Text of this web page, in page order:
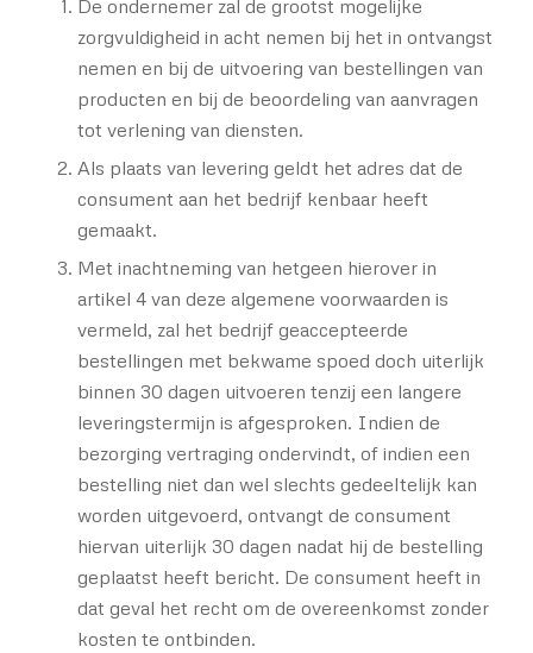
De ondernemer zal de grootst mogelijke
zorgvuldigheid in acht nemen bij het in ontvangst
nemen en bij de uitvoering van bestellingen van
producten en bij de beoordeling van aanvragen
tot verlening van diensten.
Als plaats van levering geldt het adres dat de
consument aan het bedrijf kenbaar heeft
gemaakt.
Met inachtneming van hetgeen hierover in
artikel 4 van deze algemene voorwaarden is
vermeld, zal het bedrijf geaccepteerde
bestellingen met bekwame spoed doch uiterlijk
binnen 30 dagen uitvoeren tenzij een langere
leveringstermijn is afgesproken. Indien de
bezorging vertraging ondervindt, of indien een
bestelling niet dan wel slechts gedeeltelijk kan
worden uitgevoerd, ontvangt de consument
hiervan uiterlijk 30 dagen nadat hij de bestelling
geplaatst heeft bericht. De consument heeft in
dat geval het recht om de overeenkomst zonder
kosten te ontbinden.